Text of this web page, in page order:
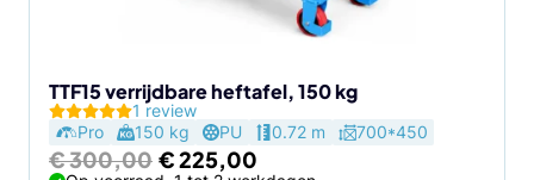
TTF15 verrijdbare heftafel, 150 kg
1 review
Pro
150 kg PU 0.72 m 700*450
€300,00 Oorspronkelijke
€225,00